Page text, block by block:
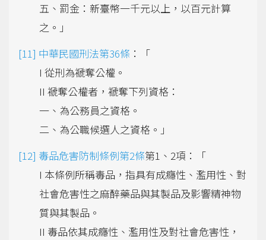
五、罰金：新臺幣一千元以上，以百元計算
之。」
中華民國刑法第36條 ：「
I 從刑為褫奪公權。
II 褫奪公權者，褫奪下列資格：
一、為公務員之資格。
二、為公職候選人之資格。」
毒品危害防制條例第2條第1、2項：「
I 本條例所稱毒品，指具有成癮性、濫用性、對
社會危害性之麻醉藥品與其製品及影響精神物
質與其製品。
II 毒品依其成癮性、濫用性及對社會危害性，